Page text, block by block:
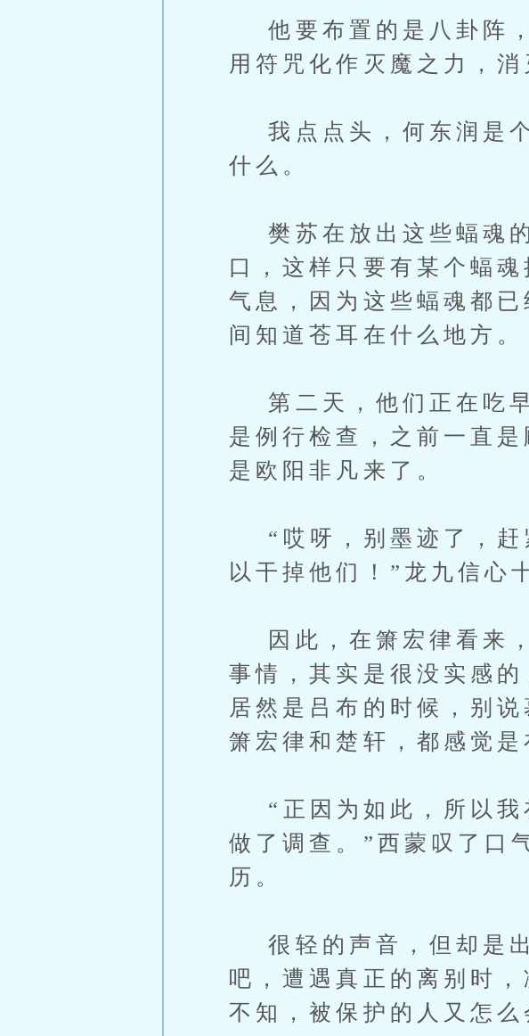
他要布置的是八卦阵，
用符咒化作灭魔之力，消
我点点头，何东润是个
什么。
樊苏在放出这些蝠魂的
口，这样只要有某个蝠
气息，因为这些蝠魂都
间知道苍耳在什么地方。
第二天，他们正在吃早
是例行检查，之前一直
是欧阳非凡来了。
“哎呀，别墨迹了，赶
以干掉他们！”龙九信心
因此，在箫宏律看来，
事情，其实是很没实感
居然是吕布的时候，别
箫宏律和楚轩，都感觉是
“正因为如此，所以我
做了调查。”西蒙叹了口
历。
很轻的声音，但却是出
吧，遭遇真正的离别时
不知，被保护的人又怎么